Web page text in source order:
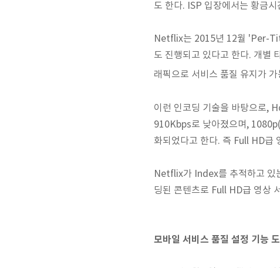
도 한다. ISP 입장에서는 황금
Netflix는 2015년 12월 'Per-
도 진행되고 있다고 한다. 개별
래픽으로 서비스 품질 유지가
이런 인코딩 기술을 바탕으로,
910Kbps로 낮아졌으며,
화되었다고 한다. 즉 Full HD급
Netflix가 Index를 추적하고 있
딩된 콘텐츠로 Full HD급 영상
모바일 서비스 품질 설정 기능